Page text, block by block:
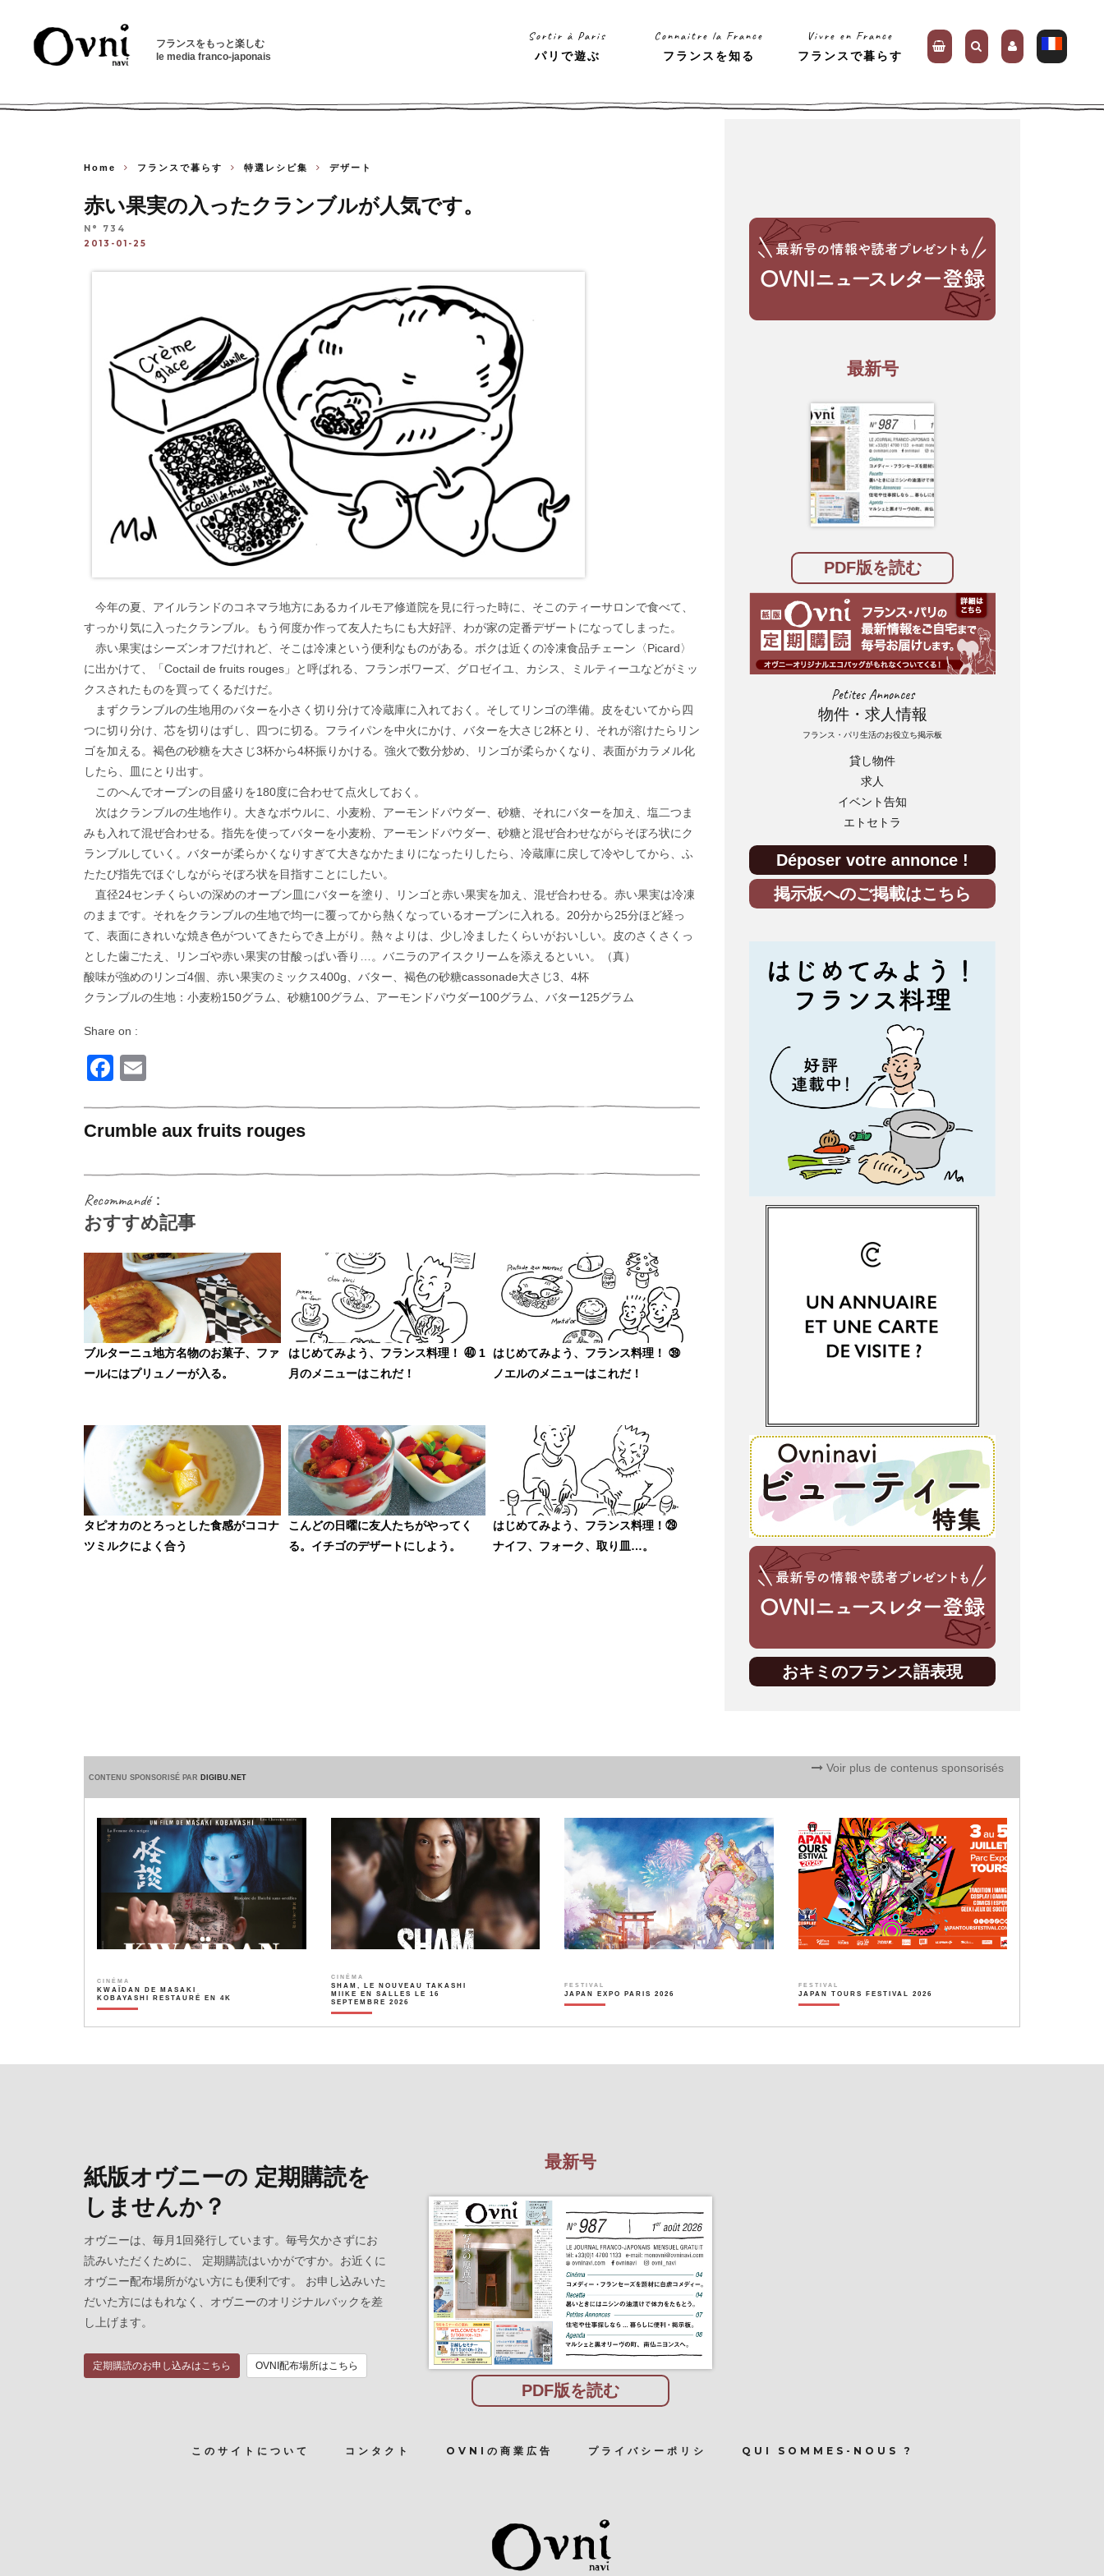
フランスをもっと楽しむ
le media franco-japonais
Sortir à Paris
パリで遊ぶ
Connaitre la France
フランスを知る
Vivre en France
フランスで暮らす
Home フランスで暮らす 特選レシピ集 デザート
赤い果実の入ったクランブルが人気です。
N° 734
2013-01-25
今年の夏、アイルランドのコネマラ地方にあるカイルモア修道院を見に行った時に、そこのティーサロンで食べて、
すっかり気に入ったクランブル。もう何度か作って友人たちにも大好評、わが家の定番デザートになってしまった。
赤い果実はシーズンオフだけれど、そこは冷凍という便利なものがある。ボクは近くの冷凍食品チェーン〈Picard〉
に出かけて、「Coctail de fruits rouges」と呼ばれる、フランボワーズ、グロゼイユ、カシス、ミルティーユなどがミッ
クスされたものを買ってくるだけだ。
まずクランブルの生地用のバターを小さく切り分けて冷蔵庫に入れておく。そしてリンゴの準備。皮をむいてから四
つに切り分け、芯を切りはずし、四つに切る。フライパンを中火にかけ、バターを大さじ2杯とり、それが溶けたらリン
ゴを加える。褐色の砂糖を大さじ3杯から4杯振りかける。強火で数分炒め、リンゴが柔らかくなり、表面がカラメル化
したら、皿にとり出す。
このへんでオーブンの目盛りを180度に合わせて点火しておく。
次はクランブルの生地作り。大きなボウルに、小麦粉、アーモンドパウダー、砂糖、それにバターを加え、塩二つま
みも入れて混ぜ合わせる。指先を使ってバターを小麦粉、アーモンドパウダー、砂糖と混ぜ合わせながらそぼろ状にク
ランブルしていく。バターが柔らかくなりすぎて大きなかたまりになったりしたら、冷蔵庫に戻して冷やしてから、ふ
たたび指先でほぐしながらそぼろ状を目指すことにしたい。
直径24センチくらいの深めのオーブン皿にバターを塗り、リンゴと赤い果実を加え、混ぜ合わせる。赤い果実は冷凍
のままです。それをクランブルの生地で均一に覆ってから熱くなっているオーブンに入れる。20分から25分ほど経っ
て、表面にきれいな焼き色がついてきたらでき上がり。熱々よりは、少し冷ましたくらいがおいしい。皮のさくさくっ
とした歯ごたえ、リンゴや赤い果実の甘酸っぱい香り…。バニラのアイスクリームを添えるといい。（真）
酸味が強めのリンゴ4個、赤い果実のミックス400g、バター、褐色の砂糖cassonade大さじ3、4杯
クランブルの生地：小麦粉150グラム、砂糖100グラム、アーモンドパウダー100グラム、バター125グラム
Share on :
Facebook
Crumble aux fruits rouges
Recommandé：
おすすめ記事
ブルターニュ地方名物のお菓子、ファ
ールにはプリュノーが入る。
はじめてみよう、フランス料理！ ㊵ 1
月のメニューはこれだ！
はじめてみよう、フランス料理！ ㊴
ノエルのメニューはこれだ！
タピオカのとろっとした食感がココナ
ツミルクによく合う
こんどの日曜に友人たちがやってく
る。イチゴのデザートにしよう。
はじめてみよう、フランス料理！㉙
ナイフ、フォーク、取り皿…。
最新号
PDF版を読む
Petites Annonces
物件・求人情報
フランス・パリ生活のお役立ち掲示板
貸し物件
求人
イベント告知
エトセトラ
Déposer votre annonce !
掲示板へのご掲載はこちら
おキミのフランス語表現
CONTENU SPONSORISÉ PAR DIGIBU.NET
Voir plus de contenus sponsorisés
CINÉMA
KWAÏDAN DE MASAKI
KOBAYASHI RESTAURÉ EN 4K
CINÉMA
SHAM, LE NOUVEAU TAKASHI
MIIKE EN SALLES LE 16
SEPTEMBRE 2026
FESTIVAL
JAPAN EXPO PARIS 2026
FESTIVAL
JAPAN TOURS FESTIVAL 2026
紙版オヴニーの 定期購読を
しませんか？
オヴニーは、毎月1回発行しています。毎号欠かさずにお
読みいただくために、 定期購読はいかがですか。お近くに
オヴニー配布場所がない方にも便利です。 お申し込みいた
だいた方にはもれなく、オヴニーのオリジナルバックを差
し上げます。
定期購読のお申し込みはこちら OVNI配布場所はこちら
最新号
PDF版を読む
このサイトについて コンタクト OVNIの商業広告 プライバシーポリシ QUI SOMMES-NOUS ?